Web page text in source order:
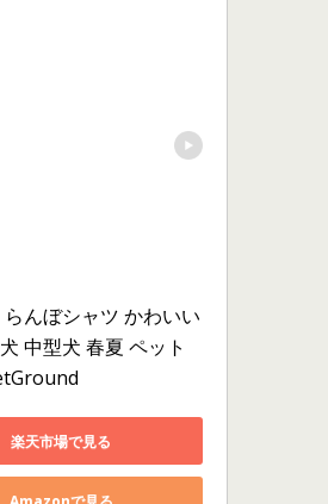
んぼシャツ かわいい
中型犬 春夏 ペット
楽天市場で見る